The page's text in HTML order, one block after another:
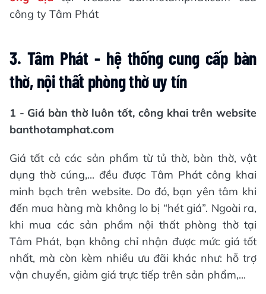
công ty Tâm Phát
3. Tâm Phát - hệ thống cung cấp bàn
thờ, nội thất phòng thờ uy tín
1 - Giá bàn thờ luôn tốt, công khai trên website
banthotamphat.com
Giá tất cả các sản phẩm từ tủ thờ, bàn thờ, vật
dụng thờ cúng,... đều được Tâm Phát công khai
minh bạch trên website. Do đó, bạn yên tâm khi
đến mua hàng mà không lo bị “hét giá”. Ngoài ra,
khi mua các sản phẩm nội thất phòng thờ tại
Tâm Phát, bạn không chỉ nhận được mức giá tốt
nhất, mà còn kèm nhiều ưu đãi khác như: hỗ trợ
vận chuyển, giảm giá trực tiếp trên sản phẩm,...